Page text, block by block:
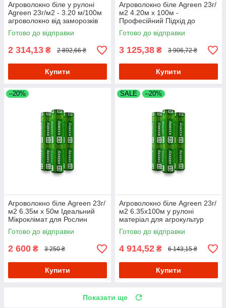
Агроволокно біле у рулоні
Agreen 23г/м2 - 3.20 м/100м
агроволокно від заморозків
спанбонд
Готово до відправки
2 314,13 ₴ 2 892,66 ₴
Купити
Агроволокно біле Agreen 23г/
м2 4.20м х 100м -
Професійний Підхід до
Рослин
Готово до відправки
3 125,38 ₴ 3 906,72 ₴
Купити
–20%
Агроволокно біле Agreen 23г/
м2 6.35м х 50м Ідеальний
Мікроклімат для Рослин
Готово до відправки
2 600 ₴ 3 250 ₴
Купити
SALE –20%
Агроволокно біле Agreen 23г/
м2 6.35х100м у рулоні
матеріал для агрокультур
тканина для створення
мікроклімат
Готово до відправки
4 914,52 ₴ 6 143,15 ₴
Купити
Показати ще